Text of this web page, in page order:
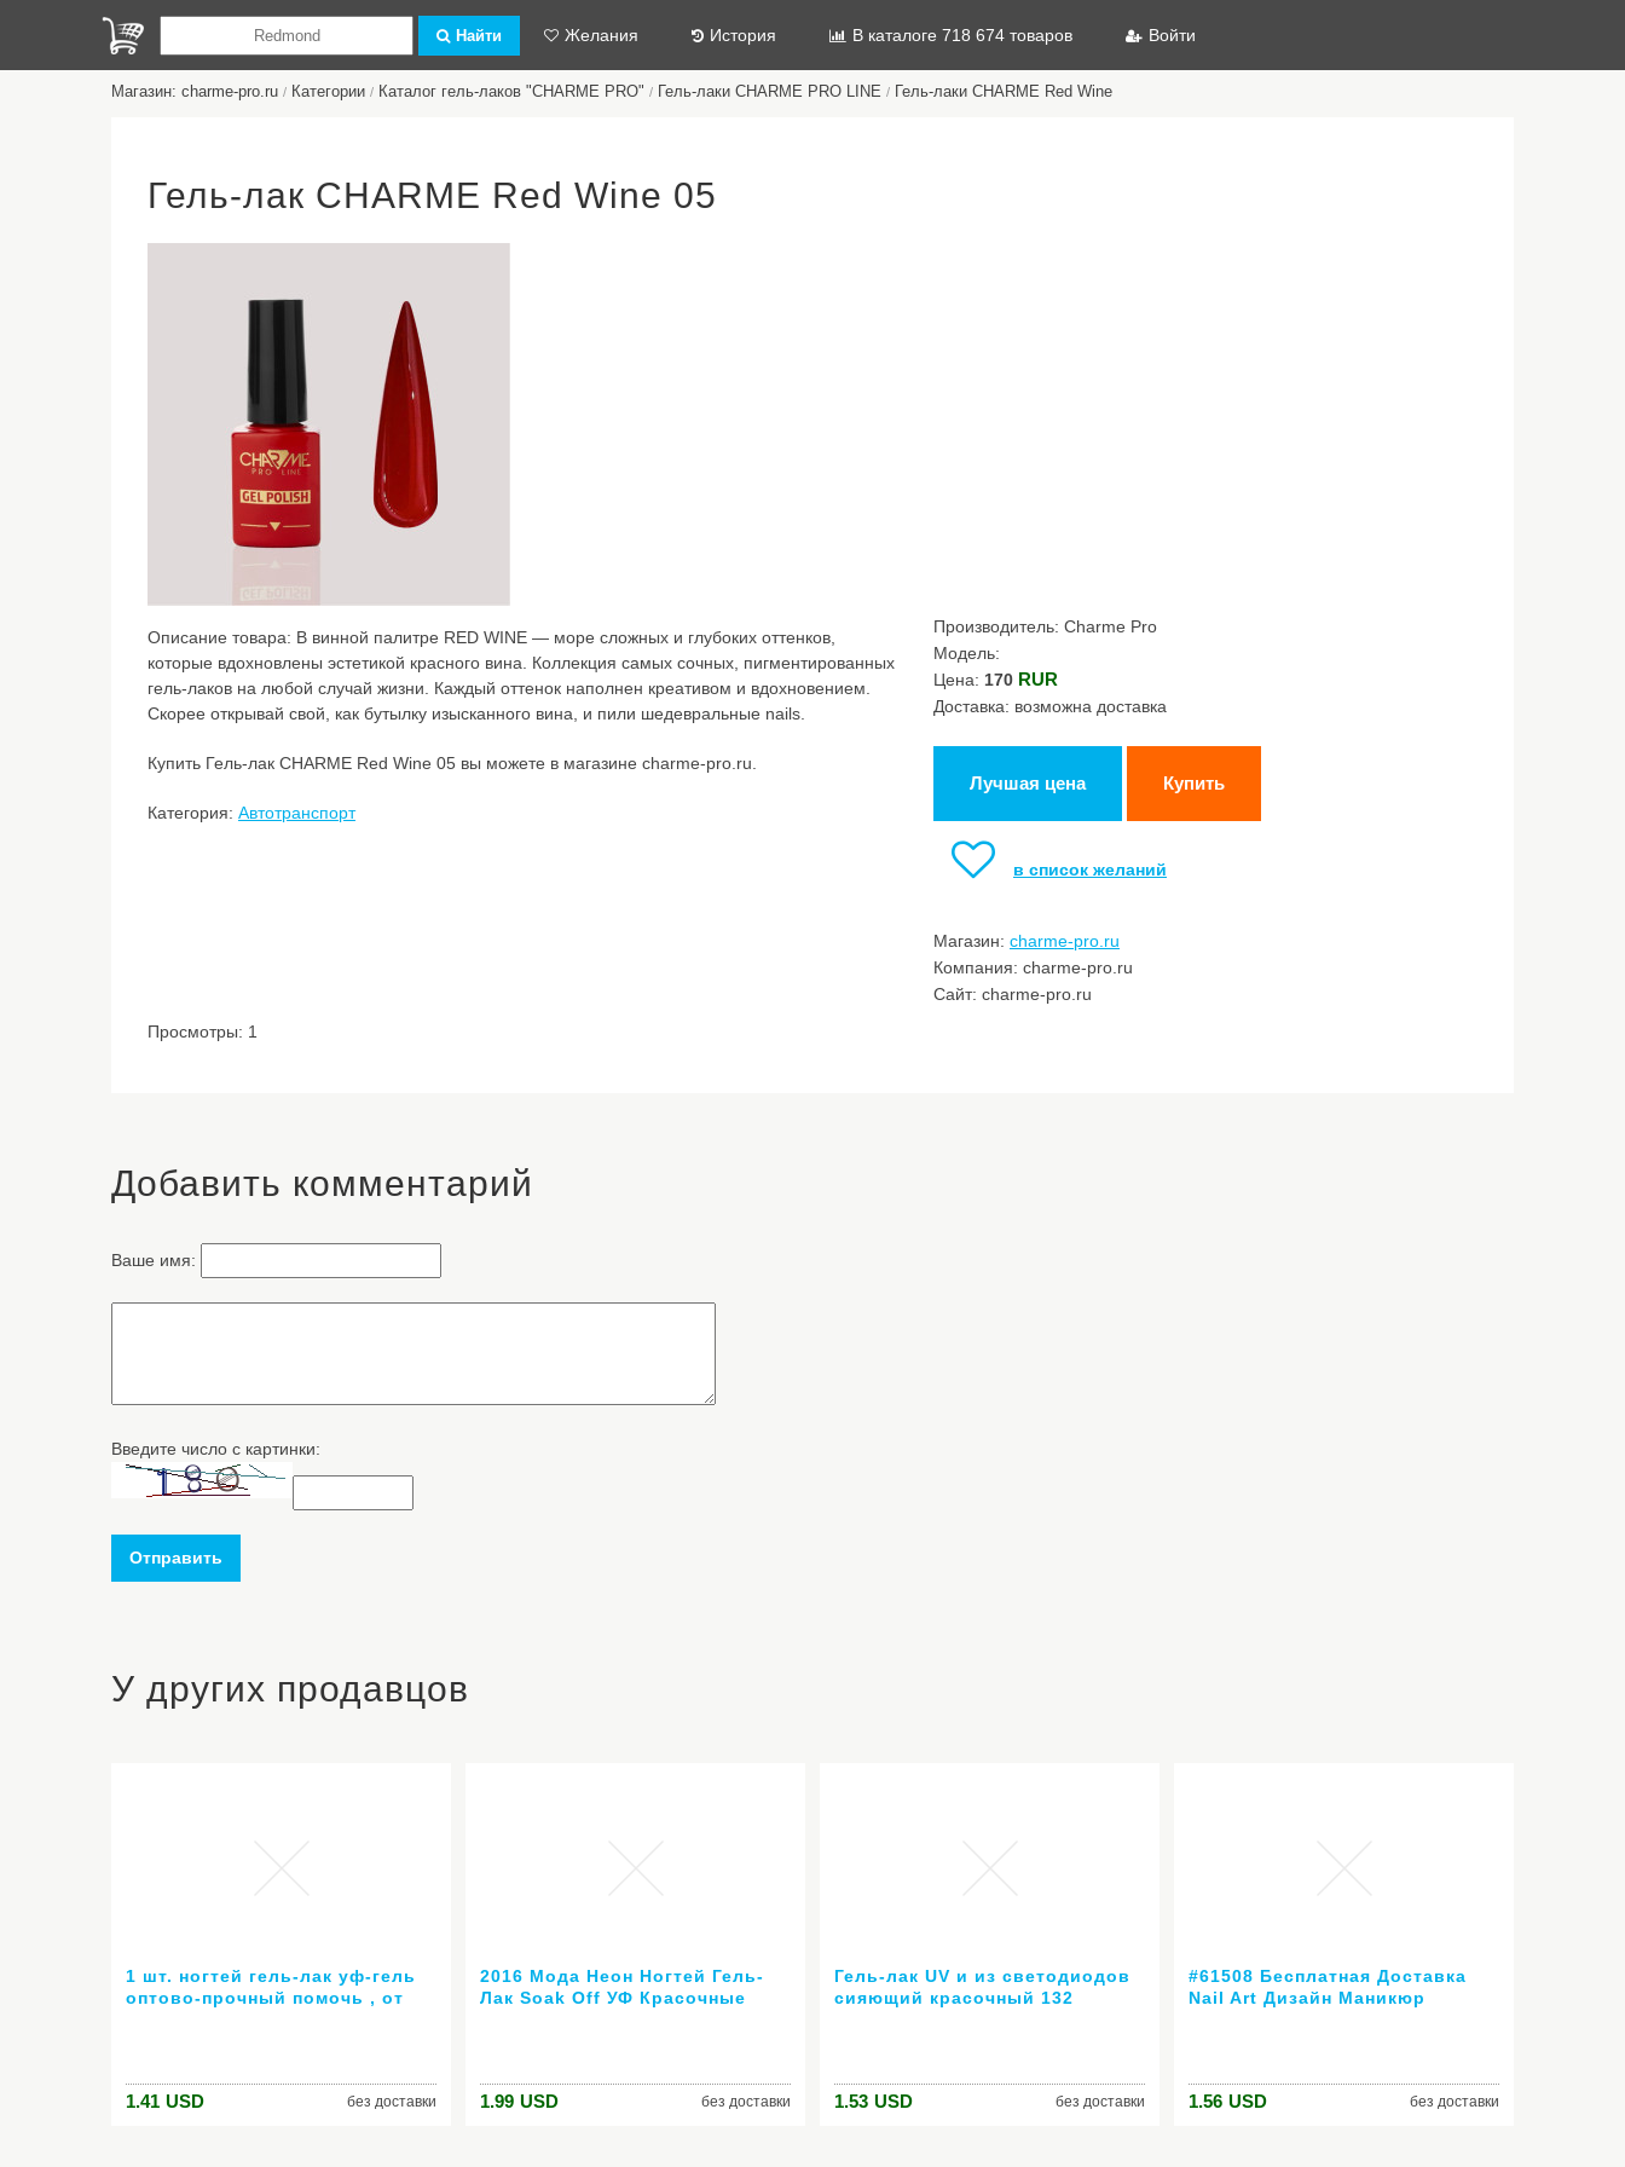
Найти Желания История В каталоге 718 674 товаров Войти
Магазин: charme-pro.ru / Категории / Каталог гель-лаков "CHARME PRO" / Гель-лаки CHARME PRO LINE / Гель-лаки CHARME Red Wine
Гель-лак CHARME Red Wine 05
Описание товара: В винной палитре RED WINE — море сложных и глубоких оттенков,
которые вдохновлены эстетикой красного вина. Коллекция самых сочных, пигментированных
гель-лаков на любой случай жизни. Каждый оттенок наполнен креативом и вдохновением.
Скорее открывай свой, как бутылку изысканного вина, и пили шедевральные nails.
Купить Гель-лак CHARME Red Wine 05 вы можете в магазине charme-pro.ru.
Категория: Автотранспорт
Производитель: Charme Pro
Модель:
Цена: 170 RUR
Доставка: возможна доставка
Лучшая цена Купить
в список желаний
Магазин: charme-pro.ru
Компания: charme-pro.ru
Сайт: charme-pro.ru
Просмотры: 1
Добавить комментарий
Ваше имя:
Введите число с картинки:
Отправить
У других продавцов
1 шт. ногтей гель-лак уф-гель
оптово-прочный помочь , от
цвет )
1.41 USD без доставки
2016 Мода Неон Ногтей Гель-
Лак Soak Off УФ Красочные
1.99 USD без доставки
Гель-лак UV и из светодиодов
сияющий красочный 132
1.53 USD без доставки
#61508 Бесплатная Доставка
Nail Art Дизайн Маникюр
Ногтей Гелем лак
1.56 USD без доставки